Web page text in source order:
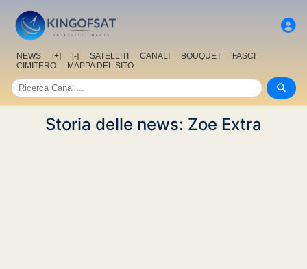
NEWS [+] [-] SATELLITI CANALI BOUQUET
FASCI
CIMITERO
MAPPA DEL SITO
Storia delle news: Zoe Extra